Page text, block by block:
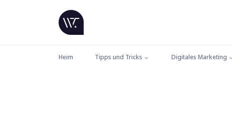
Heim Tipps und Tricks Digitales Marketing